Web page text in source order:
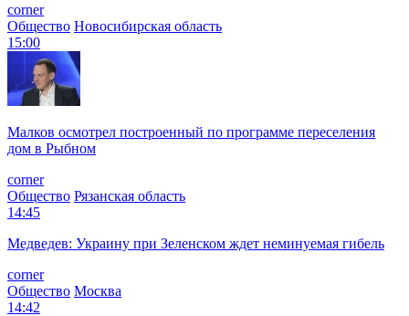
corner
Общество Новосибирская область
15:00
Малков осмотрел построенный по программе переселения
дом в Рыбном
corner
Общество Рязанская область
14:45
Медведев: Украину при Зеленском ждет неминуемая гибель
corner
Общество Москва
14:42